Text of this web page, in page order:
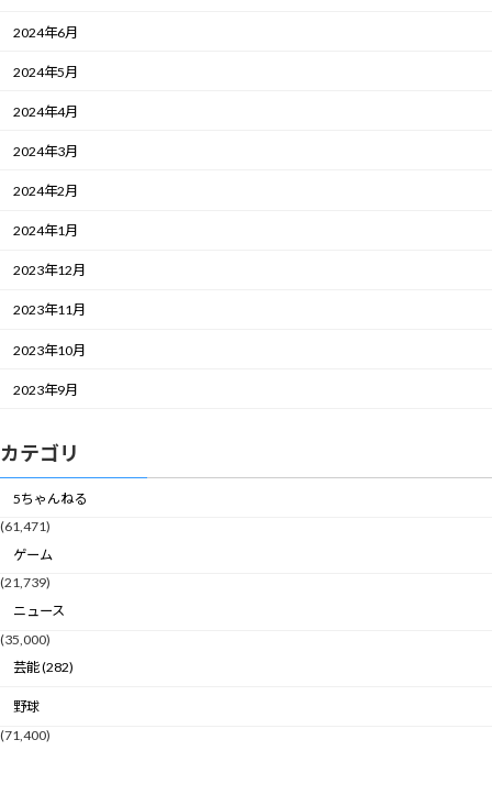
2024年6月
2024年5月
2024年4月
2024年3月
2024年2月
2024年1月
2023年12月
2023年11月
2023年10月
2023年9月
カテゴリ
5ちゃんねる
(61,471)
ゲーム
(21,739)
ニュース
(35,000)
芸能 (282)
野球
(71,400)